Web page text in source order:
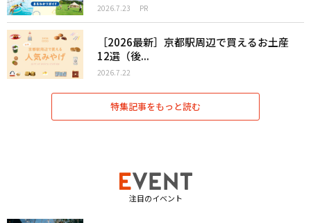
2026.7.23 PR
［2026最新］京都駅周辺で買えるお土産
12選（後...
2026.7.22
特集記事をもっと読む
注目のイベント